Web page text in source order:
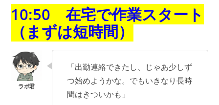
10:50 在宅で作業スタート
（まずは短時間）
「出勤連絡できたし、じゃあ少しず
つ始めようかな。でもいきなり長時
間はきついかも」